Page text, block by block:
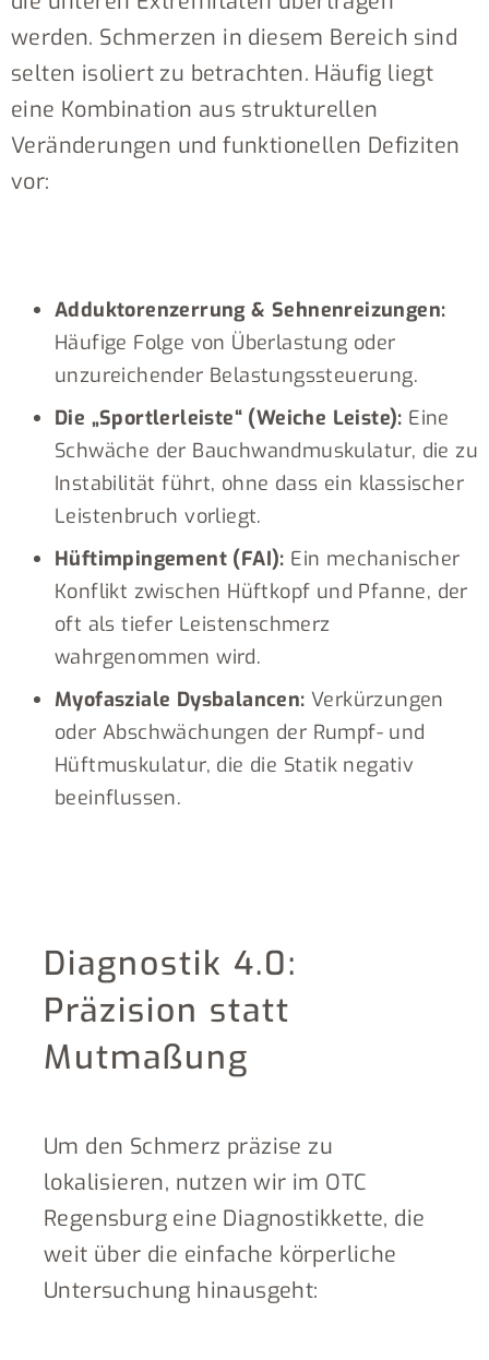
werden. Schmerzen in diesem Bereich sind
selten isoliert zu betrachten. Häufig liegt
eine Kombination aus strukturellen
Veränderungen und funktionellen Defiziten
vor:
Adduktorenzerrung & Sehnenreizungen:
Häufige Folge von Überlastung oder
unzureichender Belastungssteuerung.
Die „Sportlerleiste“ (Weiche Leiste): Eine
Schwäche der Bauchwandmuskulatur, die zu
Instabilität führt, ohne dass ein klassischer
Leistenbruch vorliegt.
Hüftimpingement (FAI): Ein mechanischer
Konflikt zwischen Hüftkopf und Pfanne, der
oft als tiefer Leistenschmerz
wahrgenommen wird.
Myofasziale Dysbalancen: Verkürzungen
oder Abschwächungen der Rumpf- und
Hüftmuskulatur, die die Statik negativ
beeinflussen.
Diagnostik 4.0:
Präzision statt
Mutmaßung
Um den Schmerz präzise zu
lokalisieren, nutzen wir im OTC
Regensburg eine Diagnostikkette, die
weit über die einfache körperliche
Untersuchung hinausgeht: